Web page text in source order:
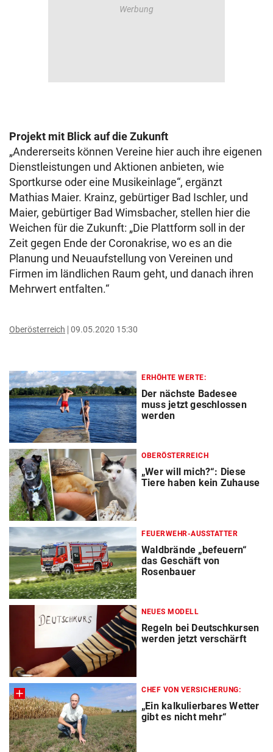
Projekt mit Blick auf die Zukunft
„Andererseits können Vereine hier auch ihre eigenen
Dienstleistungen und Aktionen anbieten, wie
Sportkurse oder eine Musikeinlage“, ergänzt
Mathias Maier. Krainz, gebürtiger Bad Ischler, und
Maier, gebürtiger Bad Wimsbacher, stellen hier die
Weichen für die Zukunft: „Die Plattform soll in der
Zeit gegen Ende der Coronakrise, wo es an die
Planung und Neuaufstellung von Vereinen und
Firmen im ländlichen Raum geht, und danach ihren
Mehrwert entfalten.“
Oberösterreich 09.05.2020 15:30
ERHÖHTE WERTE:
Der nächste Badesee
muss jetzt geschlossen
werden
OBERÖSTERREICH
„Wer will mich?“: Diese
Tiere haben kein Zuhause
FEUERWEHR-AUSSTATTER
Waldbrände „befeuern“
das Geschäft von
Rosenbauer
NEUES MODELL
Regeln bei Deutschkursen
werden jetzt verschärft
CHEF VON VERSICHERUNG:
„Ein kalkulierbares Wetter
gibt es nicht mehr“